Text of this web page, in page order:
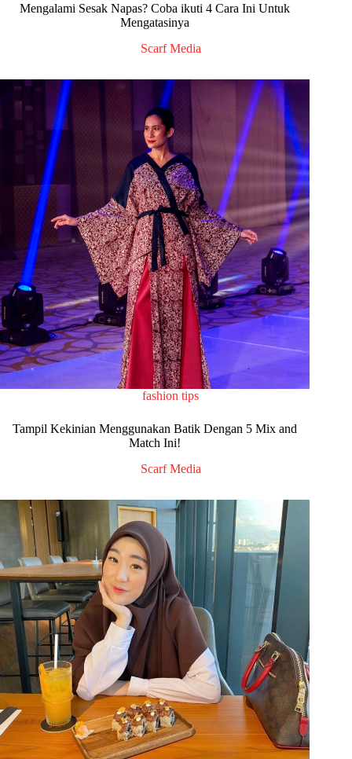
Mengalami Sesak Napas? Coba ikuti 4 Cara Ini Untuk
Mengatasinya
Scarf Media
fashion tips
Tampil Kekinian Menggunakan Batik Dengan 5 Mix and
Match Ini!
Scarf Media